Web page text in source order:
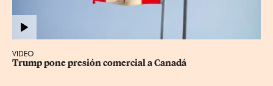
VIDEO
Trump pone presión comercial a Canadá